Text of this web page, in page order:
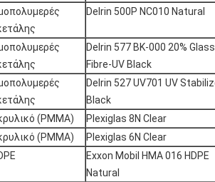
Delrin 500P NC010 Natural
Delrin 577 BK-000 20% Glass
Fibre-UV Black
Delrin 527 UV701 UV
Black
(PMMA) Plexiglas 8N Clear
(PMMA)
Plexiglas 6N Clear
Exxon Mobil HMA 016 HDPE
Natural